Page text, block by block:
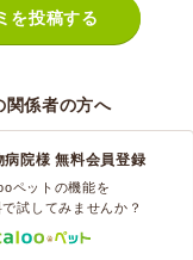
を投稿する
関係者の方へ
病院様 無料会員登録
ペットの機能を
試してみませんか？